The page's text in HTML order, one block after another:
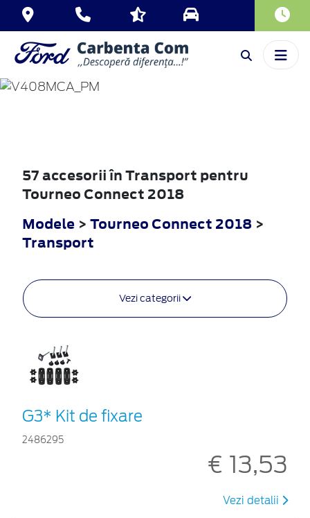
TOURNEO
CONNECT
57 accesorii în Transport pentru
Tourneo Connect 2018
Modele > Tourneo Connect 2018 >
Transport
Vezi categorii
G3* Kit de fixare
2486295
€ 13,53
Vezi detalii